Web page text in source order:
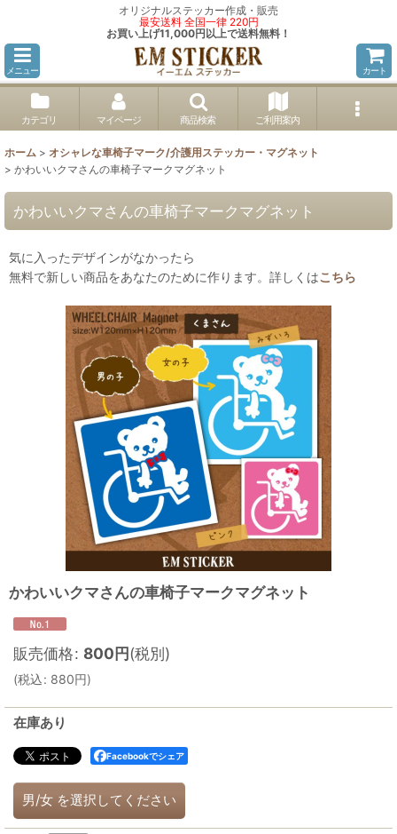
オリジナルステッカー作成・販売
最安送料 全国一律 220円
お買い上げ11,000円以上で送料無料！
メニュー カート
カテゴリ マイページ 商品検索 ご利用案内
ホーム > オシャレな車椅子マーク/介護用ステッカー・マグネット
> かわいいクマさんの車椅子マークマグネット
かわいいクマさんの車椅子マークマグネット
気に入ったデザインがなかったら
無料で新しい商品をあなたのために作ります。詳しくはこちら
かわいいクマさんの車椅子マークマグネット
販売価格: 800円(税別)
(税込: 880円)
在庫あり
Facebookでシェア
男/女 を選択してください